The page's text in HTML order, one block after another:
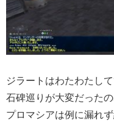
ジラートはわたわたし
石碑巡りが大変だったの
プロマシアは例に漏れ